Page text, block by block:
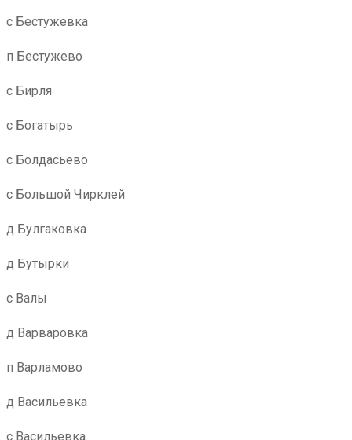
с Бестужевка
п Бестужево
с Бирля
с Богатырь
с Болдасьево
с Большой Чирклей
д Булгаковка
д Бутырки
с Валы
д Варваровка
п Варламово
д Васильевка
с Васильевка